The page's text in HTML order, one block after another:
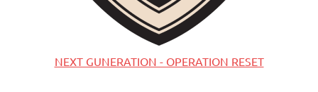
NEXT GUNERATION - OPERATION RESET